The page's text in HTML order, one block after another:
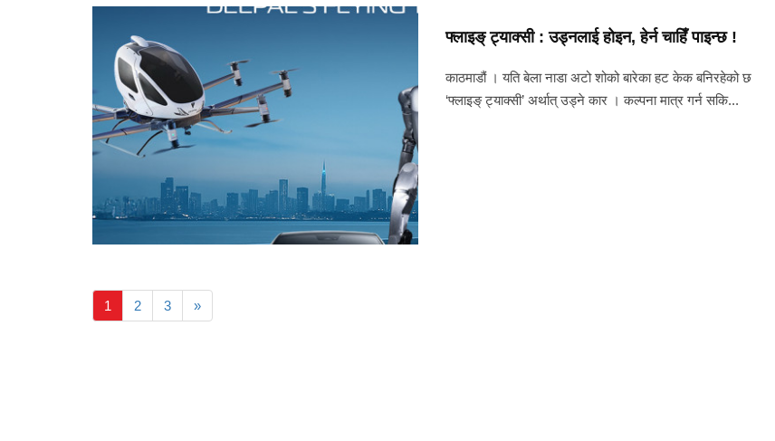
फ्लाइङ् ट्याक्सी : उड्नलाई होइन, हेर्न चाहिँ पाइन्छ !
काठमाडौं । यति बेला नाडा अटो शोको बारेका हट केक बनिरहेको छ
‘फ्लाइङ् ट्याक्सी’ अर्थात् उड्ने कार । कल्पना मात्र गर्न सकि...
1 2 3 »